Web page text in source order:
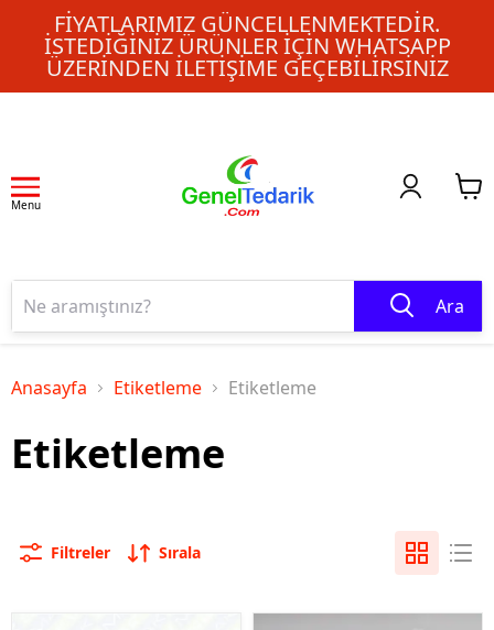
FIYATLARIMIZ GÜNCELLENMEKTEDIR.
İSTEDIĞINIZ ÜRÜNLER IÇIN WHATSAPP
ÜZERINDEN ILETIŞIME GEÇEBILIRSINIZ
Menu
Ara
Anasayfa Etiketleme Etiketleme
Etiketleme
Filtreler Sırala